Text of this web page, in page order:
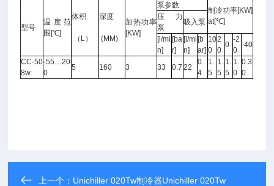
型号
温度范
围[℃]
体积
（L）
深度
(MM)
加热功率
[KW]
泵参数
制冷功率[KW]
at[℃]
压力
泵
吸入泵
[l/mi
n]
[ba
r]
[l/mi
n]
[b
ar]
10
0
2
0
0
-2
0
-40
CC-50
8w
-55…20
0
5 160 3 33 0.7 22
0.
4
1.
5
1.
5
1.
5
1.
0
0.3
0
上一个： Unichiller 020Tw制冷器Unichiller 020Tw